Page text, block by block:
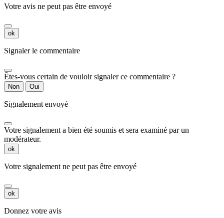
Votre avis ne peut pas être envoyé
ok
Signaler le commentaire
Êtes-vous certain de vouloir signaler ce commentaire ?
Non Oui
Signalement envoyé
Votre signalement a bien été soumis et sera examiné par un
modérateur.
ok
Votre signalement ne peut pas être envoyé
ok
Donnez votre avis